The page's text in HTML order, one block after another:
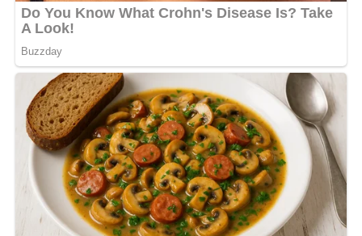
Kohlenhydrate: 15 g
Eiweiß: 8 g
Tipps für Diabetiker
Reduziere den Anteil des Mehls in der Schwitze oder
ersetze es durch eine kalorienarme Alternative. Du kannst
auch ein Eiweiß anstelle eines ganzen Eis verwenden, um
den Fettgehalt zu senken.